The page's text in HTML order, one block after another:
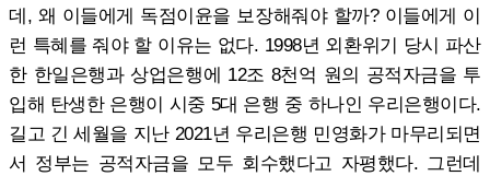
데, 왜 이들에게 독점이윤을 보장해줘야 할까? 이들에게 이
런 특혜를 줘야 할 이유는 없다. 1998년 외환위기 당시 파산
한 한일은행과 상업은행에 12조 8천억 원의 공적자금을 투
입해 탄생한 은행이 시중 5대 은행 중 하나인 우리은행이다.
길고 긴 세월을 지난 2021년 우리은행 민영화가 마무리되면
서 정부는 공적자금을 모두 회수했다고 자평했다. 그런데